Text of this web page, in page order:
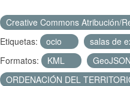
Creative Commons Atribución/
Etiquetas:
ocio salas de
Formatos:
KML GeoJSON
ORDENACIÓN DEL